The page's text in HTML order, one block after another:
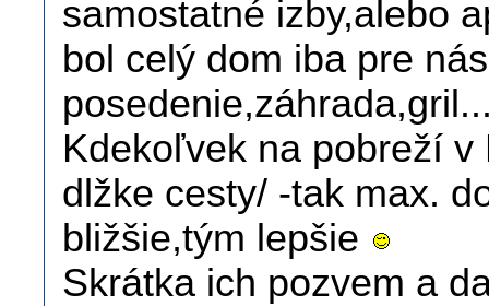
samostatné izby,alebo
bol celý dom iba pre
Kdekoľvek na pobreží
dlžke cesty/ -tak max.
bližšie,tým lepšie
Skrátka ich pozvem a